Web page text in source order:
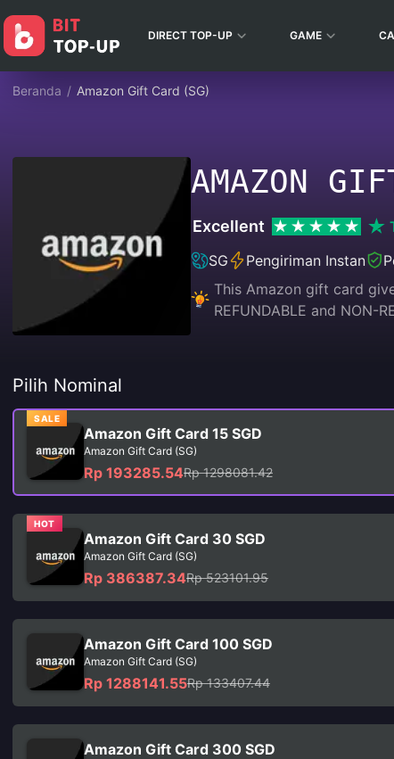
DIRECT TOP-UP GAME
Beranda / Amazon Gift Card (SG)
AMAZON
Excellent
SG
Pengiriman Instan
This Amazon gift card
REFUNDABLE and NON-
Pilih Nominal
SALE
Amazon Gift Card 15 SGD
Amazon Gift Card (SG)
Rp 193285.54Rp 1298081.42
HOT
Amazon Gift Card 30 SGD
Amazon Gift Card (SG)
Rp 386387.34Rp 523101.95
Amazon Gift Card 100 SGD
Amazon Gift Card (SG)
Rp 1288141.55Rp 133407.44
Amazon Gift Card 300 SGD